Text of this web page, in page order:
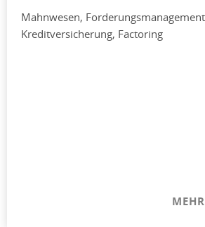
Mahnwesen,
Kreditversicherung, Factoring